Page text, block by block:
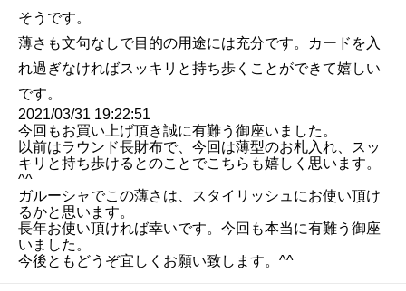
そうです。
薄さも文句なしで目的の用途には充分です。カードを入
れ過ぎなければスッキリと持ち歩くことができて嬉しい
です。
2021/03/31 19:22:51
今回もお買い上げ頂き誠に有難う御座いました。
以前はラウンド長財布で、今回は薄型のお札入れ、スッ
キリと持ち歩けるとのことでこちらも嬉しく思います。
^^
ガルーシャでこの薄さは、スタイリッシュにお使い頂け
るかと思います。
長年お使い頂ければ幸いです。今回も本当に有難う御座
いました。
今後ともどうぞ宜しくお願い致します。^^